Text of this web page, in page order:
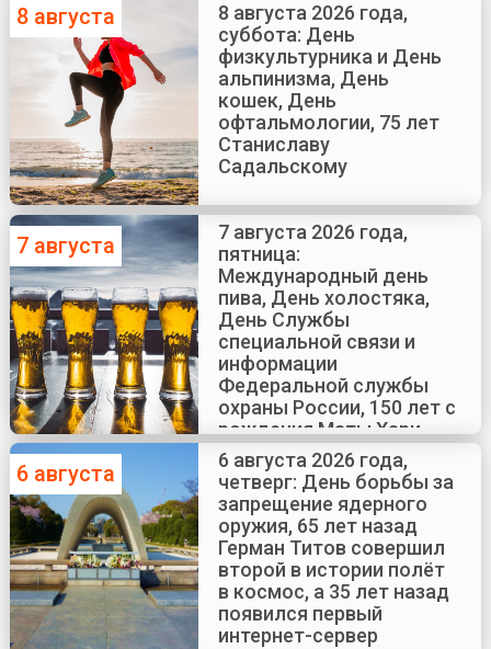
8 августа
8 августа 2026 года,
суббота: День
физкультурника и День
альпинизма, День
кошек, День
офтальмологии, 75 лет
Станиславу
Садальскому
7 августа
7 августа 2026 года,
пятница:
Международный день
пива, День холостяка,
День Службы
специальной связи и
информации
Федеральной службы
охраны России, 150 лет с
рождения Маты Хари
6 августа
6 августа 2026 года,
четверг: День борьбы за
запрещение ядерного
оружия, 65 лет назад
Герман Титов совершил
второй в истории полёт
в космос, а 35 лет назад
появился первый
интернет-сервер